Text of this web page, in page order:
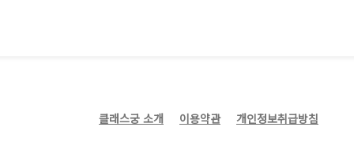
클래스궁 소개 이용약관 개인정보취급방침